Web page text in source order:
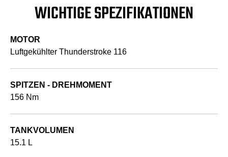
WICHTIGE SPEZIFIKATIONEN
MOTOR
Luftgekühlter Thunderstroke 116
SPITZEN - DREHMOMENT
156 Nm
TANKVOLUMEN
15.1 L